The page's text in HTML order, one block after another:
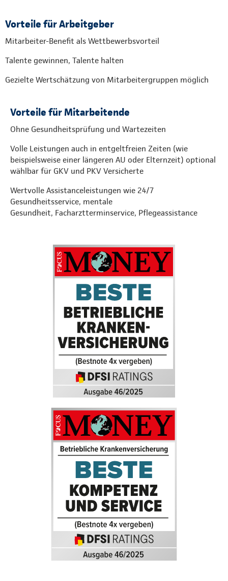
Vorteile für Arbeitgeber
Mitarbeiter-Benefit als Wettbewerbsvorteil
Talente gewinnen, Talente halten
Gezielte Wertschätzung von Mitarbeitergruppen möglich
Vorteile für Mitarbeitende
Ohne Gesundheitsprüfung und Wartezeiten
Volle Leistungen auch in entgeltfreien Zeiten (wie
beispielsweise einer längeren AU oder Elternzeit) optional
wählbar für GKV und PKV Versicherte
Wertvolle Assistanceleistungen wie 24/7
Gesundheitsservice, mentale
Gesundheit, Facharztterminservice, Pflegeassistance